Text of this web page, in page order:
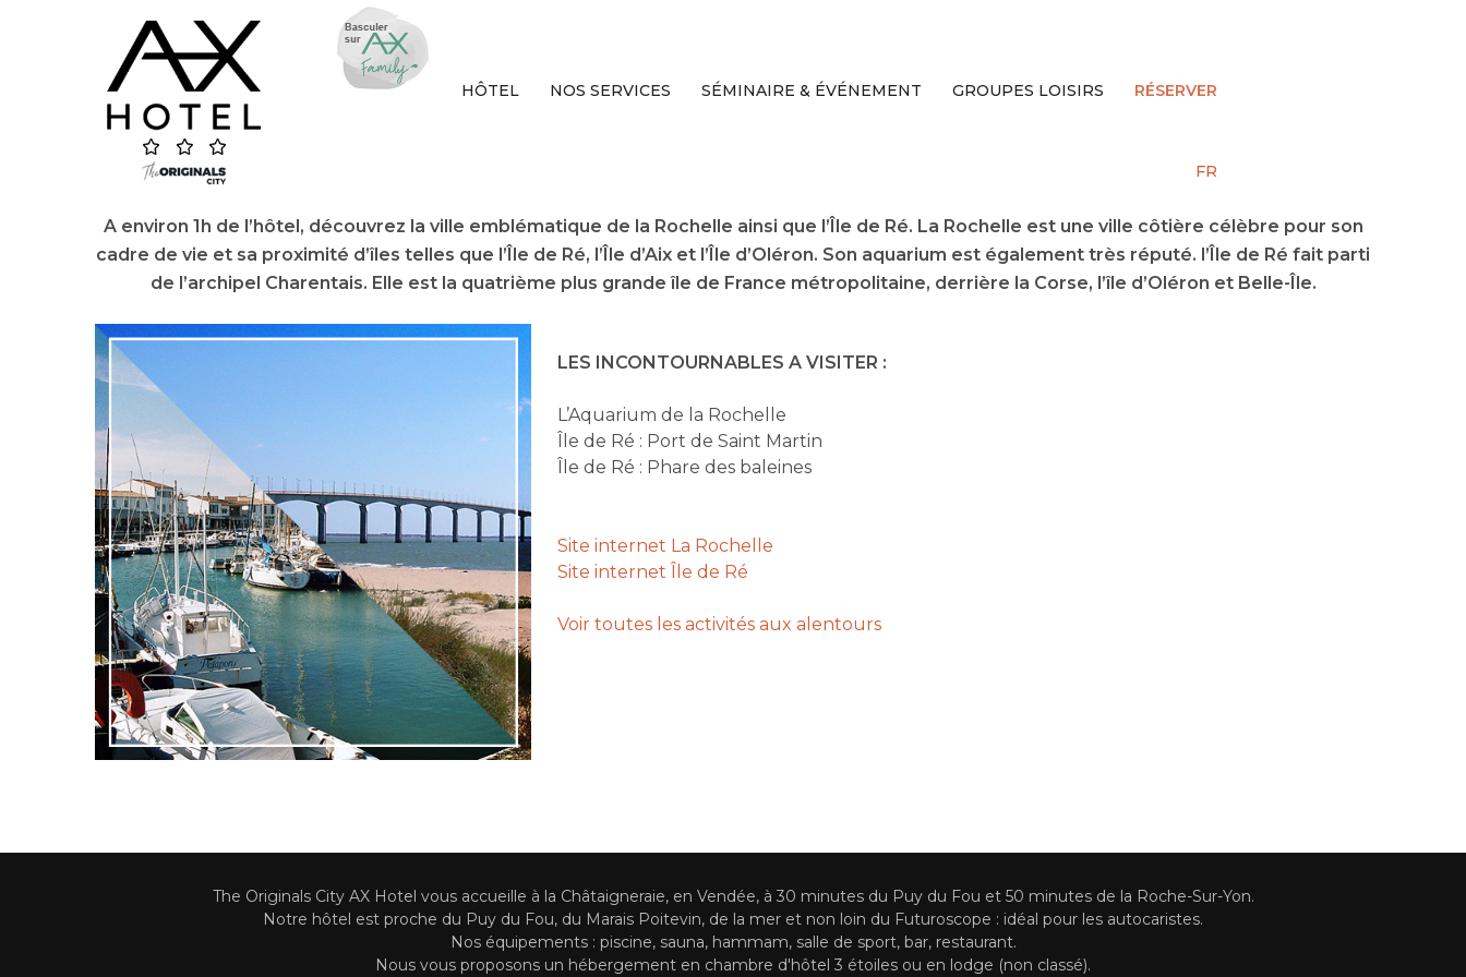
HÔTEL NOS SERVICES SÉMINAIRE & ÉVÉNEMENT GROUPES LOISIRS RÉSERVER
FR
A environ 1h de l’hôtel, découvrez la ville emblématique de la Rochelle ainsi que l’Île de Ré. La Rochelle est une ville côtière célèbre pour son
cadre de vie et sa proximité d’îles telles que l’Île de Ré, l’Île d’Aix et l’Île d’Oléron. Son aquarium est également très réputé. l’Île de Ré fait parti
de l’archipel Charentais. Elle est la quatrième plus grande île de France métropolitaine, derrière la Corse, l’île d’Oléron et Belle-Île.
LES INCONTOURNABLES A VISITER :
L’Aquarium de la Rochelle
Île de Ré : Port de Saint Martin
Île de Ré : Phare des baleines
Site internet La Rochelle
Site internet Île de Ré
Voir toutes les activités aux alentours
The Originals City AX Hotel vous accueille à la Châtaigneraie, en Vendée, à 30 minutes du Puy du Fou et 50 minutes de la Roche-Sur-Yon.
Notre hôtel est proche du Puy du Fou, du Marais Poitevin, de la mer et non loin du Futuroscope : idéal pour les autocaristes.
Nos équipements : piscine, sauna, hammam, salle de sport, bar, restaurant.
Nous vous proposons un hébergement en chambre d'hôtel 3 étoiles ou en lodge (non classé).